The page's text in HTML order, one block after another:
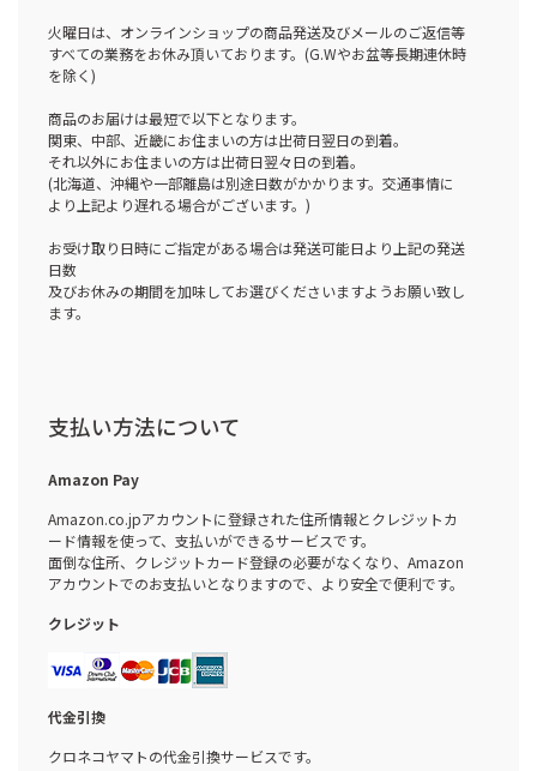
火曜日は、オンラインショップの商品発送及びメールのご返信等
すべての業務をお休み頂いております。(G.Wやお盆等長期連休時
を除く)
商品のお届けは最短で以下となります。
関東、中部、近畿にお住まいの方は出荷日翌日の到着。
それ以外にお住まいの方は出荷日翌々日の到着。
(北海道、沖縄や一部離島は別途日数がかかります。交通事情に
より上記より遅れる場合がございます。)
お受け取り日時にご指定がある場合は発送可能日より上記の発送
日数
及びお休みの期間を加味してお選びくださいますようお願い致し
ます。
支払い方法について
Amazon Pay
Amazon.co.jpアカウントに登録された住所情報とクレジットカ
ード情報を使って、支払いができるサービスです。
面倒な住所、クレジットカード登録の必要がなくなり、Amazon
アカウントでのお支払いとなりますので、より安全で便利です。
クレジット
代金引換
クロネコヤマトの代金引換サービスです。